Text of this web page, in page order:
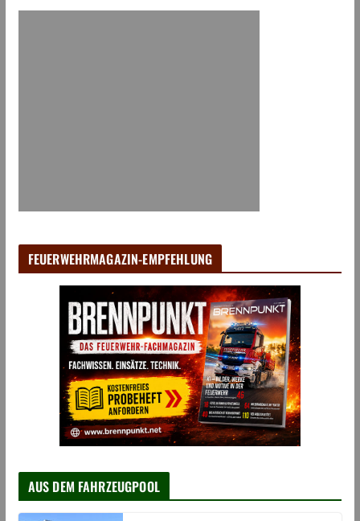
FEUERWEHRMAGAZIN-EMPFEHLUNG
AUS DEM FAHRZEUGPOOL